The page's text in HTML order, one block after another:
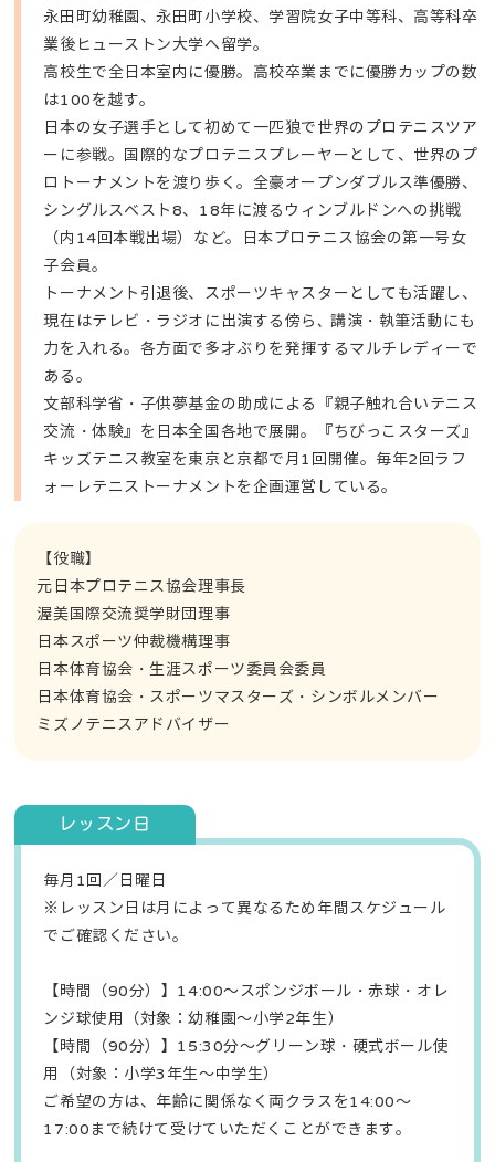
永田町幼稚園、永田町小学校、学習院女子中等科、高等科卒
業後ヒューストン大学へ留学。
高校生で全日本室内に優勝。高校卒業までに優勝カップの数
は100を越す。
日本の女子選手として初めて一匹狼で世界のプロテニスツア
ーに参戦。国際的なプロテニスプレーヤーとして、世界のプ
ロトーナメントを渡り歩く。全豪オープンダブルス準優勝、
シングルスベスト8、18年に渡るウィンブルドンへの挑戦
（内14回本戦出場）など。日本プロテニス協会の第一号女
子会員。
トーナメント引退後、スポーツキャスターとしても活躍し、
現在はテレビ・ラジオに出演する傍ら､ 講演・執筆活動にも
力を入れる。各方面で多才ぶりを発揮するマルチレディーで
ある。
文部科学省・子供夢基金の助成による『親子触れ合いテニス
交流・体験』を日本全国各地で展開。『ちびっこスターズ』
キッズテニス教室を東京と京都で月1回開催。毎年2回ラフ
ォーレテニストーナメントを企画運営している。
【役職】
元日本プロテニス協会理事長
渥美国際交流奨学財団理事
日本スポーツ仲裁機構理事
日本体育協会・生涯スポーツ委員会委員
日本体育協会・スポーツマスターズ・シンボルメンバー
ミズノテニスアドバイザー
レッスン日
毎月1回／日曜日
※レッスン日は月によって異なるため年間スケジュール
でご確認ください。
【時間（90分）】14:00～スポンジボール・赤球・オレ
ンジ球使用（対象：幼稚園～小学2年生）
【時間（90分）】15:30分～グリーン球・硬式ボール使
用（対象：小学3年生～中学生）
ご希望の方は、年齢に関係なく両クラスを14:00～
17:00まで続けて受けていただくことができます。